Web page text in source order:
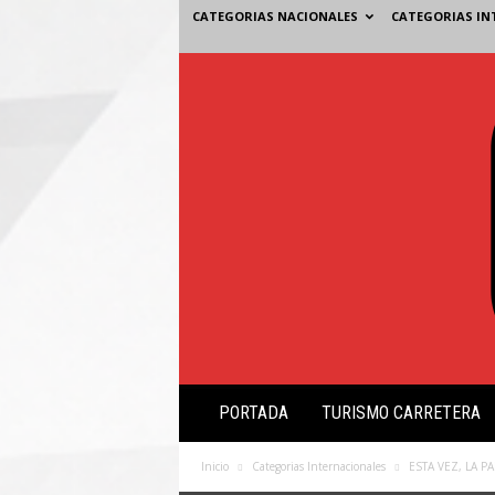
CATEGORIAS NACIONALES CATEGORIAS
s
ó
PORTADA TURISMO CARRETERA
Inicio Categorias Internacionales ESTA VEZ, LA